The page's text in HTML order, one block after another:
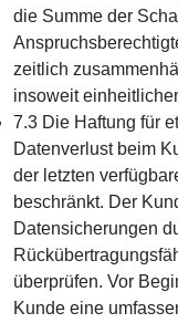
die Summe der
zeitlich
insoweit
7.3 Die Haftung für
Datenverlust beim
der letzten
beschränkt. Der
Datensicherungen
überprüfen. Vor
Kunde eine